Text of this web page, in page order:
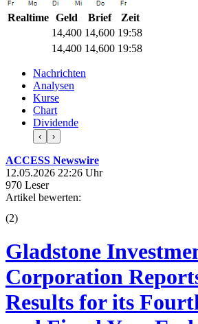
Realtime Geld Brief
Zeit
14,400 14,600 19:58
14,400 14,600 19:58
Nachrichten
Analysen
Kurse
Chart
Dividende
‹ ›
ACCESS Newswire
12.05.2026 22:26 Uhr
970 Leser
Artikel bewerten:
(2)
Gladstone
Corporation
Results for its